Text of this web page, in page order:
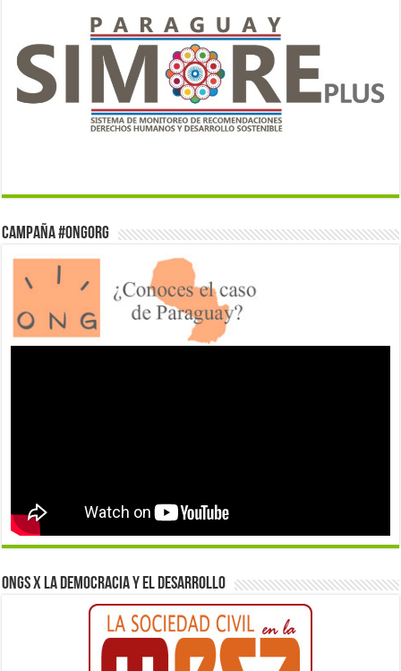
Campaña #ONGorg
ONGs x la democracia y el desarrollo